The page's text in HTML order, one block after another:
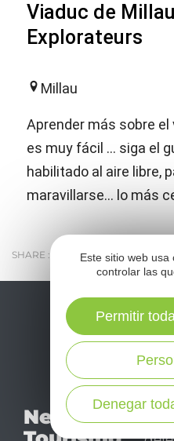
Viaduc de
Explorateurs
Millau
Aprender más sobre
es muy fácil … siga el
habilitado al aire libre,
maravillarse… lo más
SHARE : E-MAIL
Newsletter
No
Este sitio web usa
controlar las
Denegar
Permitir